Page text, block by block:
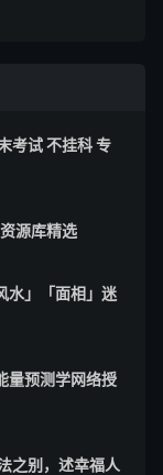
考试 不挂科 专
源库精选
水」「面相」迷
量预测学网络授
之别，述幸福人